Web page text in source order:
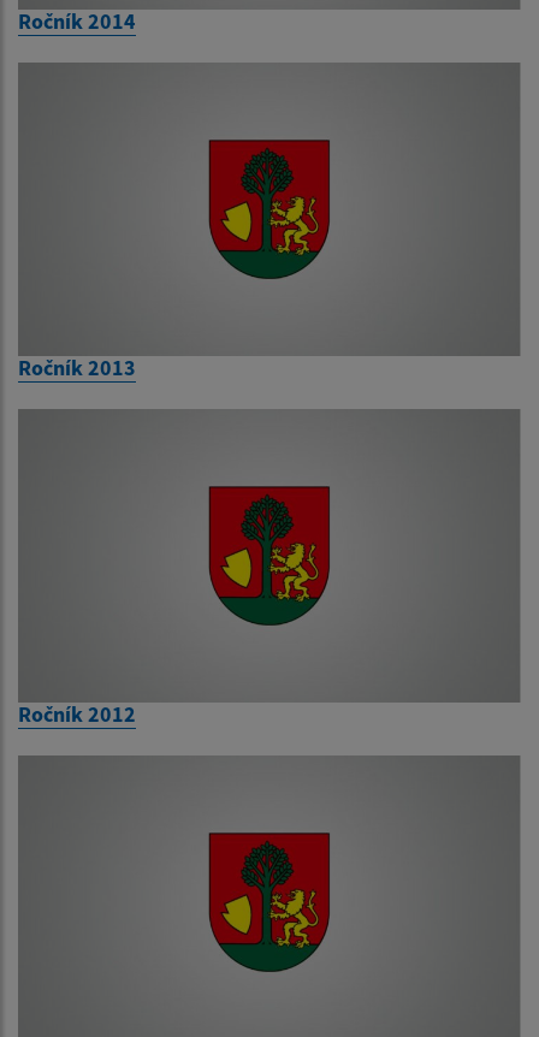
Ročník 2014
Ročník 2013
Ročník 2012